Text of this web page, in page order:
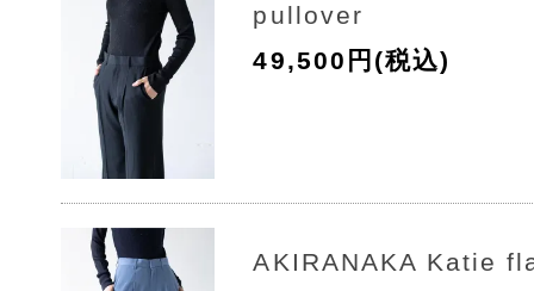
pullover
49,500円(税込)
AKIRANAKA Katie